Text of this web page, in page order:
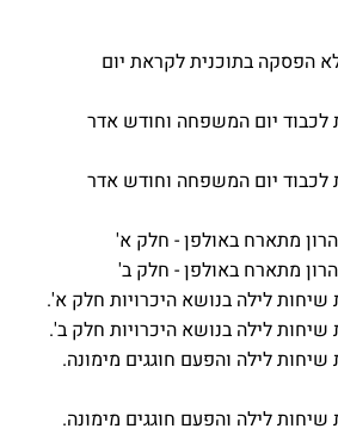
הפסקה בתוכנית לקראת יום
לכבוד יום המשפחה וחודש אדר
לכבוד יום המשפחה וחודש אדר
מתארח באולפן - חלק א'
מתארח באולפן - חלק ב'
שיחות לילה בנושא היכרויות חלק א'.
שיחות לילה בנושא היכרויות חלק ב'.
שיחות לילה והפעם חוגגים מימונה.
שיחות לילה והפעם חוגגים מימונה.